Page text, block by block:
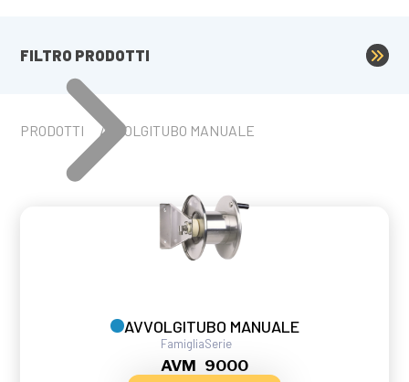
FILTRO PRODOTTI
PRODOTTI AVVOLGITUBO MANUALE
AVVOLGITUBO MANUALE
Famiglia
AVM
Serie
9000